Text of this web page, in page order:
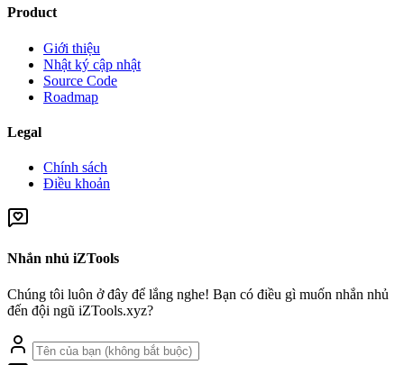
Product
Giới thiệu
Nhật ký cập nhật
Source Code
Roadmap
Legal
Chính sách
Điều khoản
Nhắn nhủ iZTools
Chúng tôi luôn ở đây để lắng nghe! Bạn có điều gì muốn nhắn nhủ
đến đội ngũ iZTools.xyz?